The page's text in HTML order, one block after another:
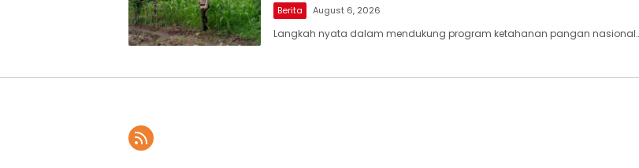
Berita August 6, 2026
Langkah nyata dalam mendukung program ketahanan pangan